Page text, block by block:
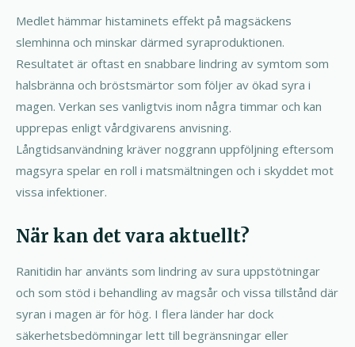
Medlet hämmar histaminets effekt på magsäckens
slemhinna och minskar därmed syraproduktionen.
Resultatet är oftast en snabbare lindring av symtom som
halsbränna och bröstsmärtor som följer av ökad syra i
magen. Verkan ses vanligtvis inom några timmar och kan
upprepas enligt vårdgivarens anvisning.
Långtidsanvändning kräver noggrann uppföljning eftersom
magsyra spelar en roll i matsmältningen och i skyddet mot
vissa infektioner.
När kan det vara aktuellt?
Ranitidin har använts som lindring av sura uppstötningar
och som stöd i behandling av magsår och vissa tillstånd där
syran i magen är för hög. I flera länder har dock
säkerhetsbedömningar lett till begränsningar eller